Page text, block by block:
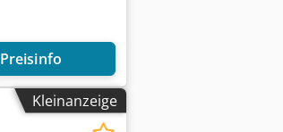
Preisinfo
Kleinanzeige